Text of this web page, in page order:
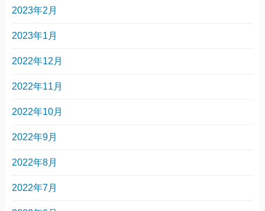
2023年2月
2023年1月
2022年12月
2022年11月
2022年10月
2022年9月
2022年8月
2022年7月